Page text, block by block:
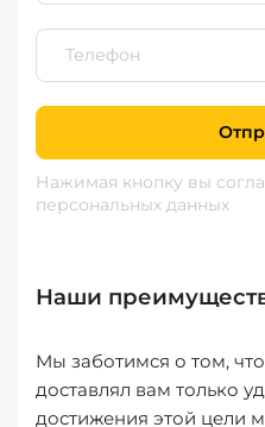
Нажимая кнопку вы
персональных данных
Наши
Мы заботимся о том,
доставлял вам только
достижения этой цели